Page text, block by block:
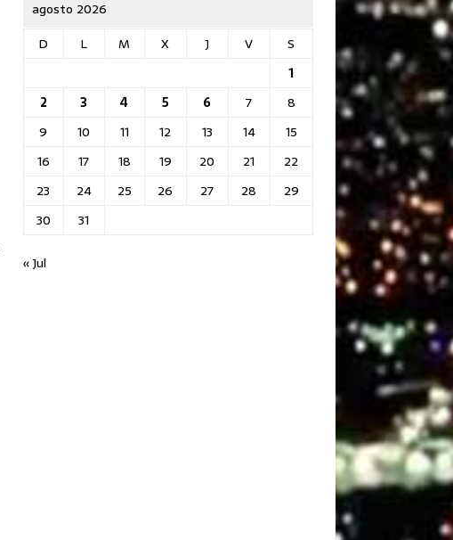
agosto 2026
D
L M X J V
S
1
2
3 4 5 6 7
8
9
10 11 12 13 14
15
16
17 18 19 20 21
22
23
24 25 26 27 28
29
30
31
« Jul